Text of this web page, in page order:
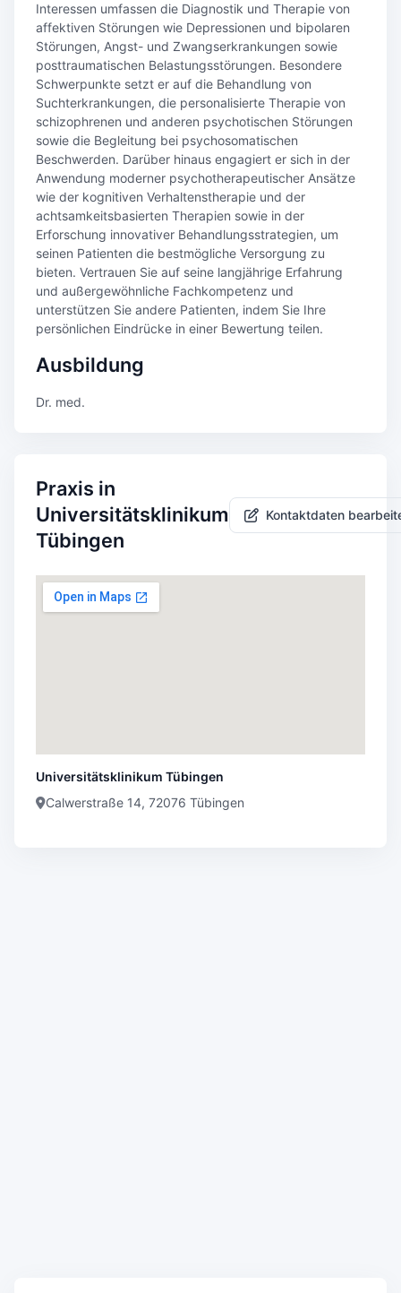
Interessen umfassen die Diagnostik und Therapie von
affektiven Störungen wie Depressionen und bipolaren
Störungen, Angst- und Zwangserkrankungen sowie
posttraumatischen Belastungsstörungen. Besondere
Schwerpunkte setzt er auf die Behandlung von
Suchterkrankungen, die personalisierte Therapie von
schizophrenen und anderen psychotischen Störungen
sowie die Begleitung bei psychosomatischen
Beschwerden. Darüber hinaus engagiert er sich in der
Anwendung moderner psychotherapeutischer Ansätze
wie der kognitiven Verhaltenstherapie und der
achtsamkeitsbasierten Therapien sowie in der
Erforschung innovativer Behandlungsstrategien, um
seinen Patienten die bestmögliche Versorgung zu
bieten. Vertrauen Sie auf seine langjährige Erfahrung
und außergewöhnliche Fachkompetenz und
unterstützen Sie andere Patienten, indem Sie Ihre
persönlichen Eindrücke in einer Bewertung teilen.
Ausbildung
Dr. med.
Praxis in
Universitätsklinikum
Tübingen
Kontaktdaten
Universitätsklinikum Tübingen
Calwerstraße 14, 72076 Tübingen